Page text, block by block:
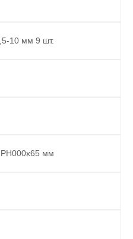
10 мм 9 шт.
PH000x65 мм